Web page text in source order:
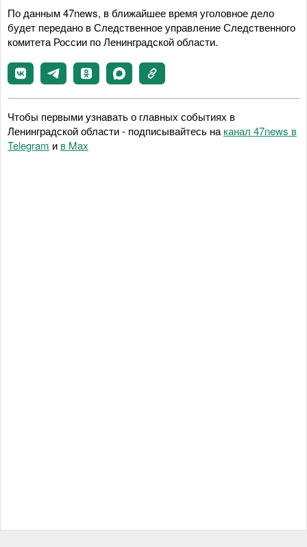
По данным 47news, в ближайшее время уголовное дело
будет передано в Следственное управление Следственного
комитета России по Ленинградской области.
Чтобы первыми узнавать о главных событиях в
Ленинградской области - подписывайтесь на канал 47news в
Telegram и в Maх